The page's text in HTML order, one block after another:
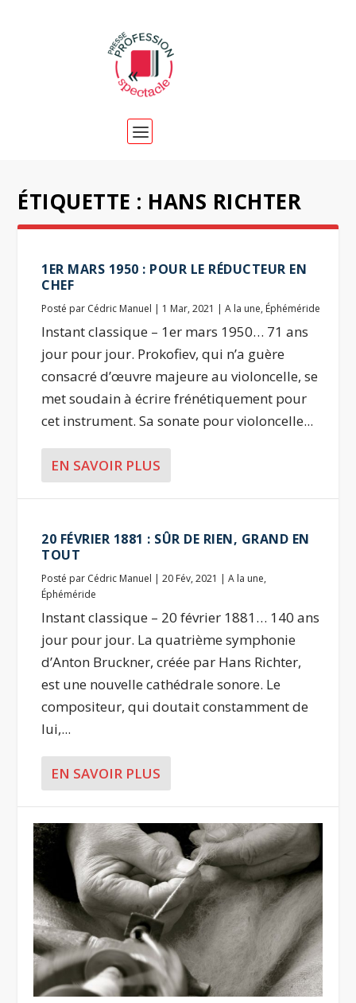
ÉTIQUETTE : HANS RICHTER
1ER MARS 1950 : POUR LE RÉDUCTEUR EN
CHEF
Posté par Cédric Manuel | 1 Mar, 2021 |A la une, Éphéméride
Instant classique – 1er mars 1950… 71 ans
jour pour jour. Prokofiev, qui n’a guère
consacré d’œuvre majeure au violoncelle, se
met soudain à écrire frénétiquement pour
cet instrument. Sa sonate pour violoncelle...
EN SAVOIR PLUS
20 FÉVRIER 1881 : SÛR DE RIEN, GRAND EN
TOUT
Posté par Cédric Manuel |20 Fév, 2021 |A la une,
Éphéméride
Instant classique – 20 février 1881… 140 ans
jour pour jour. La quatrième symphonie
d’Anton Bruckner, créée par Hans Richter,
est une nouvelle cathédrale sonore. Le
compositeur, qui doutait constamment de
lui,...
EN SAVOIR PLUS